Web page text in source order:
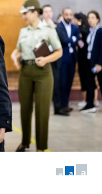
a a a